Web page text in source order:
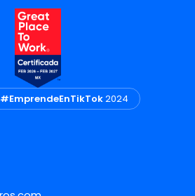
#EmprendeEnTikTok2024